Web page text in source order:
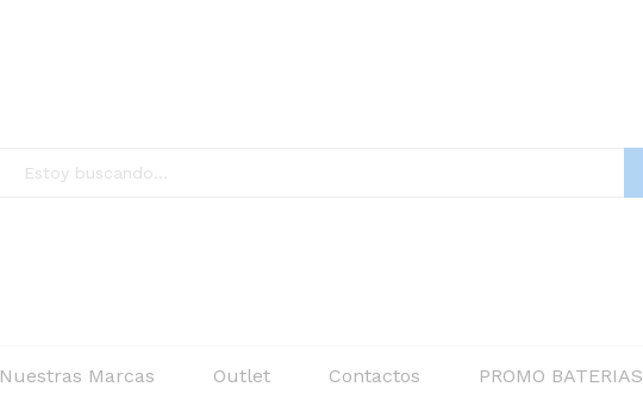
Nuestras Marcas Outlet Contactos PROMO BATERIAS